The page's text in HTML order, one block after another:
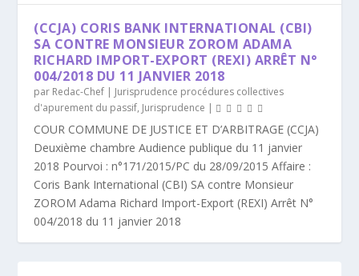
(CCJA) CORIS BANK INTERNATIONAL (CBI)
SA CONTRE MONSIEUR ZOROM ADAMA
RICHARD IMPORT-EXPORT (REXI) ARRÊT N°
004/2018 DU 11 JANVIER 2018
par Redac-Chef | Jurisprudence procédures collectives
d'apurement du passif, Jurisprudence |
COUR COMMUNE DE JUSTICE ET D’ARBITRAGE (CCJA)
Deuxième chambre Audience publique du 11 janvier
2018 Pourvoi : n°171/2015/PC du 28/09/2015 Affaire :
Coris Bank International (CBI) SA contre Monsieur
ZOROM Adama Richard Import-Export (REXI) Arrêt N°
004/2018 du 11 janvier 2018